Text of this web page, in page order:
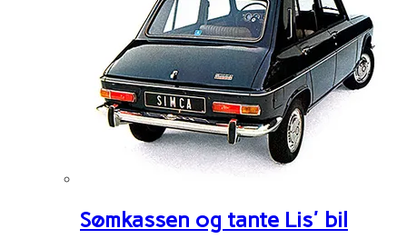
Sømkassen og tante Lis' bil